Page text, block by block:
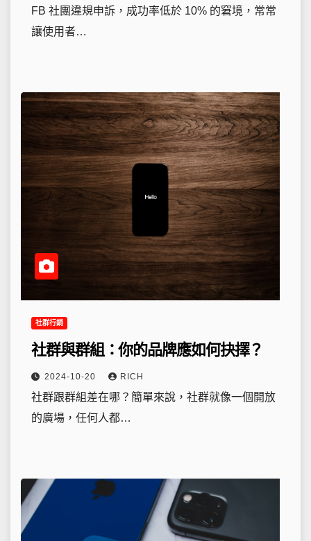
FB 社團違規申訴，成功率低於 10% 的窘境，常常
讓使用者…
社群行銷
社群與群組：你的品牌應如何抉擇？
2024-10-20 RICH
社群跟群組差在哪？簡單來說，社群就像一個開放
的廣場，任何人都…